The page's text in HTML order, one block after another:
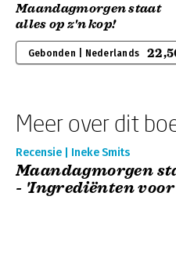
Maandagmorgen staat
alles op z'n kop!
Gebonden | Nederlands
Meer over dit
Recensie | Ineke Smits
Maandagmorgen
- 'Ingrediënten